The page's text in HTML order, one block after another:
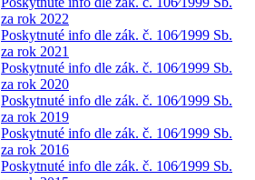
za rok 2022
Poskytnuté info dle zák. č. 106⁄1999 Sb.
za rok 2021
Poskytnuté info dle zák. č. 106⁄1999 Sb.
za rok 2020
Poskytnuté info dle zák. č. 106⁄1999 Sb.
za rok 2019
Poskytnuté info dle zák. č. 106⁄1999 Sb.
za rok 2016
Poskytnuté info dle zák. č. 106⁄1999 Sb.